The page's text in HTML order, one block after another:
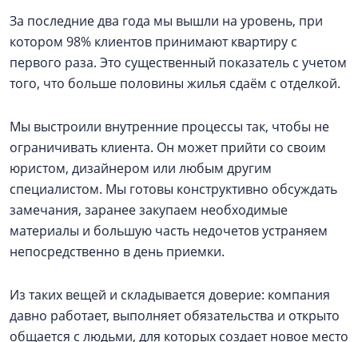
За последние два года мы вышли на уровень, при
котором 98% клиентов принимают квартиру с
первого раза. Это существенный показатель с учетом
того, что больше половины жилья сдаём с отделкой.
Мы выстроили внутренние процессы так, чтобы не
ограничивать клиента. Он может прийти со своим
юристом, дизайнером или любым другим
специалистом. Мы готовы конструктивно обсуждать
замечания, заранее закупаем необходимые
материалы и большую часть недочетов устраняем
непосредственно в день приемки.
Из таких вещей и складывается доверие: компания
давно работает, выполняет обязательства и открыто
общается с людьми, для которых создает новое место